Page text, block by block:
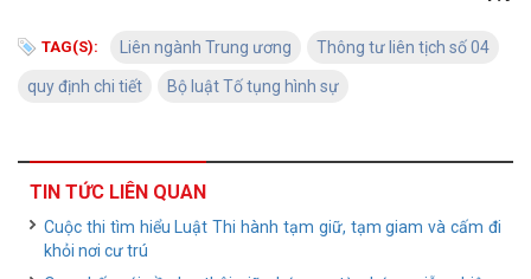
TAG(S): Liên ngành Trung ương Thông tư liên tịch số 04
quy định chi tiết Bộ luật Tố tụng hình sự
TIN TỨC LIÊN QUAN
Cuộc thi tìm hiểu Luật Thi hành tạm giữ, tạm giam và cấm đi
khỏi nơi cư trú